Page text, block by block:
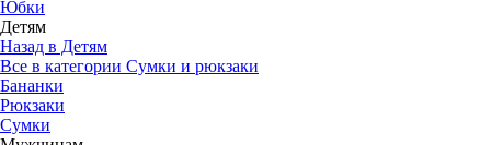
Юбки
Детям
Назад в Детям
Все в категории Сумки и рюкзаки
Бананки
Рюкзаки
Сумки